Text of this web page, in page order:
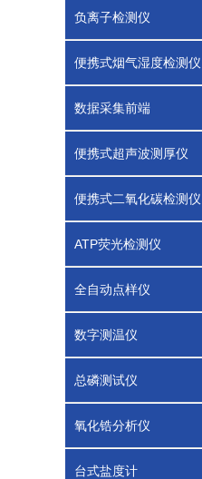
负离子检测仪
便携式烟气湿度检测仪
数据采集前端
便携式超声波测厚仪
便携式二氧化碳检测仪
ATP荧光检测仪
全自动点样仪
数字测温仪
总磷测试仪
氧化锆分析仪
台式盐度计